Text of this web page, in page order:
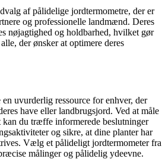
af pålidelige jordtermometre, der er
og professionelle landmænd. Deres
nøjagtighed og holdbarhed, hvilket gør
der ønsker at optimere deres
uvurderlig ressource for enhver, der
have eller landbrugsjord. Ved at måle
kan du træffe informerede beslutninger
og sikre, at dine planter har
Vælg et pålideligt jordtermometer fra
målinger og pålidelig ydeevne.